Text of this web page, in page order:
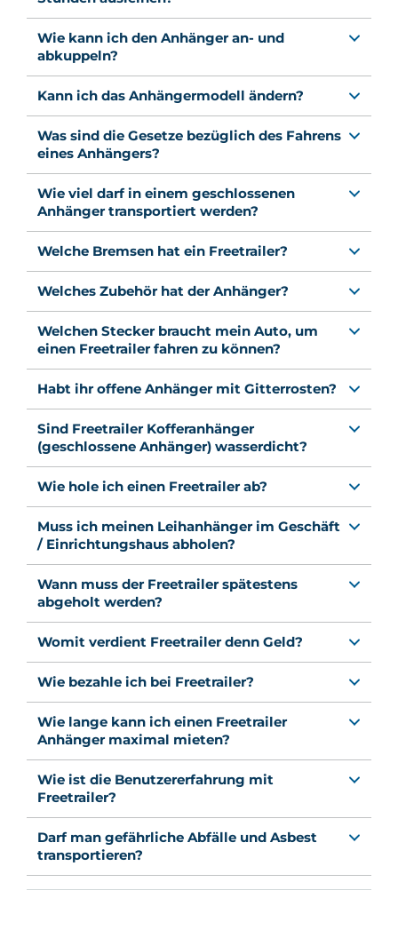
Wie kann ich den Anhänger an- und
abkuppeln?
Kann ich das Anhängermodell ändern?
Was sind die Gesetze bezüglich des Fahrens
eines Anhängers?
Wie viel darf in einem geschlossenen
Anhänger transportiert werden?
Welche Bremsen hat ein Freetrailer?
Welches Zubehör hat der Anhänger?
Welchen Stecker braucht mein Auto, um
einen Freetrailer fahren zu können?
Habt ihr offene Anhänger mit Gitterrosten?
Sind Freetrailer Kofferanhänger
(geschlossene Anhänger) wasserdicht?
Wie hole ich einen Freetrailer ab?
Muss ich meinen Leihanhänger im Geschäft
/ Einrichtungshaus abholen?
Wann muss der Freetrailer spätestens
abgeholt werden?
Womit verdient Freetrailer denn Geld?
Wie bezahle ich bei Freetrailer?
Wie lange kann ich einen Freetrailer
Anhänger maximal mieten?
Wie ist die Benutzererfahrung mit
Freetrailer?
Darf man gefährliche Abfälle und Asbest
transportieren?